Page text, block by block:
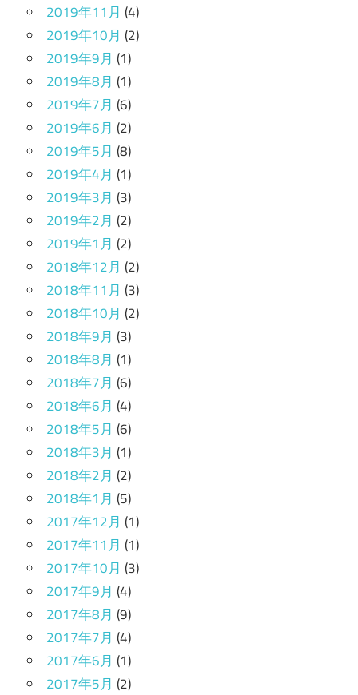
2019年11月 (4)
2019年10月 (2)
2019年9月 (1)
2019年8月 (1)
2019年7月 (6)
2019年6月 (2)
2019年5月 (8)
2019年4月 (1)
2019年3月 (3)
2019年2月 (2)
2019年1月 (2)
2018年12月 (2)
2018年11月 (3)
2018年10月 (2)
2018年9月 (3)
2018年8月 (1)
2018年7月 (6)
2018年6月 (4)
2018年5月 (6)
2018年3月 (1)
2018年2月 (2)
2018年1月 (5)
2017年12月 (1)
2017年11月 (1)
2017年10月 (3)
2017年9月 (4)
2017年8月 (9)
2017年7月 (4)
2017年6月 (1)
2017年5月 (2)